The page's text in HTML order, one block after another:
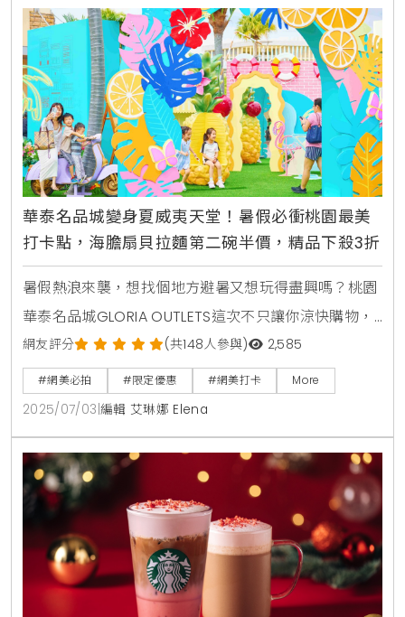
驗，試營運期間將全面採取線上預約及梯次分流制度，
邀請大家一同踏上這趟從台中河川走向廣闊世界的奇幻
旅程。建築設
華泰名品城變身夏威夷天堂！暑假必衝桃園最美
打卡點，海膽扇貝拉麵第二碗半價，精品下殺3折
暑假熱浪來襲，想找個地方避暑又想玩得盡興嗎？桃園
華泰名品城GLORIA OUTLETS這次不只讓你涼快購物，
更直接把熱帶風情的夏威夷海灘搬進來！從今天起到8
月31日，華泰名品城推出「呼拉盛夏・ALOHA Summer
Fiesta」主題活動，結合最夯的打卡造景、精彩的週末
活動、美食進駐與超殺購物優惠，讓你一站式體驗宛如
置身國外的度假氛圍。準備好你的相機，因為這裡絕對
會是今年夏天桃園最夯的打卡勝地。
網友評分 (共148人參與) 2,585
#網美必拍 #限定優惠 #網美打卡 More
2025/07/03 編輯 艾琳娜 Elena